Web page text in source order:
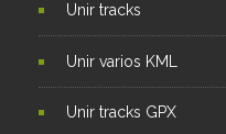
Unir tracks
Unir varios KML
Unir tracks GPX